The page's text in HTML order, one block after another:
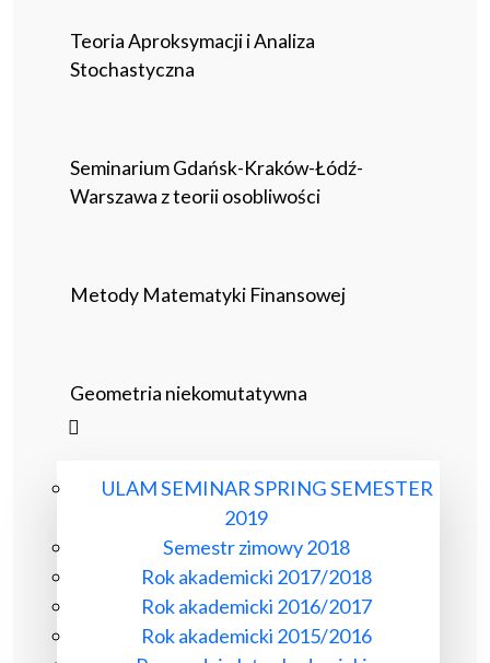
Teoria Aproksymacji i Analiza
Stochastyczna
Seminarium Gdańsk-Kraków-Łódź-
Warszawa z teorii osobliwości
Metody Matematyki Finansowej
Geometria niekomutatywna
ULAM SEMINAR SPRING SEMESTER
2019
Semestr zimowy 2018
Rok akademicki 2017/2018
Rok akademicki 2016/2017
Rok akademicki 2015/2016